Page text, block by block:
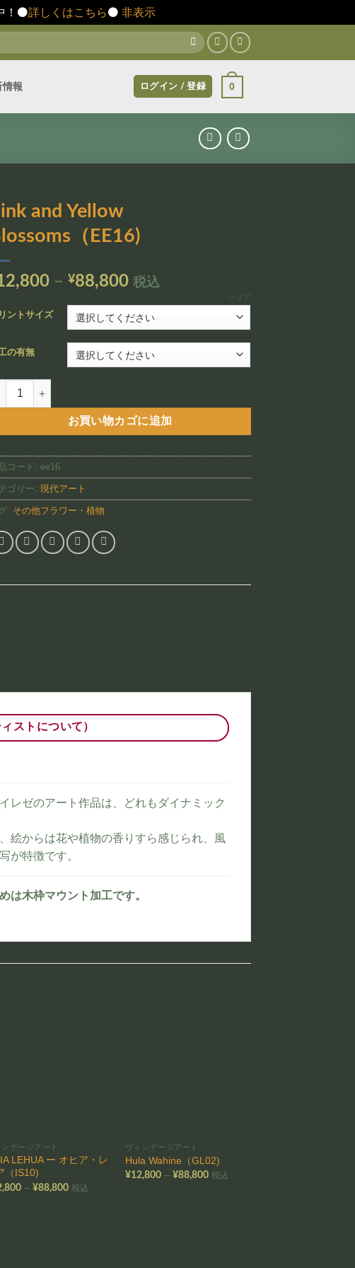
！⚫️詳しくはこちら⚫️ 非表示
情報 ログイン / 登録 0
and Yellow
（EE16)
– ¥88,800価
帯:
¥12,800
–
¥88,800
税込
ントサイズ
の有無
クリア
and Yellow Blossoms（EE16)個
お買い物カゴに追加
コード:ee16
ゴリー:現代アート
: その他フラワー・植物
ストについて）
レゼのアート作品は、どれもダイナミック
絵からは花や植物の香りすら感じられ、風
が特徴です。
は木枠マウント加工です。
ンデージアート
LEHUA ー オヒア・レ
（IS10)
–¥88,800価税込
ヴィンデージアート
Hula Wahine（GL02)
¥12,800 – ¥88,800価税込